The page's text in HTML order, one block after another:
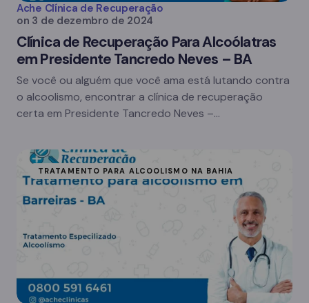
Ache Clínica de Recuperação
on 3 de dezembro de 2024
Clínica de Recuperação Para Alcoólatras
em Presidente Tancredo Neves – BA
Se você ou alguém que você ama está lutando contra
o alcoolismo, encontrar a clínica de recuperação
certa em Presidente Tancredo Neves –…
TRATAMENTO PARA ALCOOLISMO NA BAHIA